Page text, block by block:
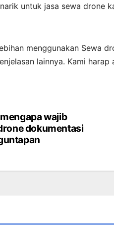
untuk jasa sewa drone
menggunakan Sewa
lainnya. Kami
wajib
dokumentasi